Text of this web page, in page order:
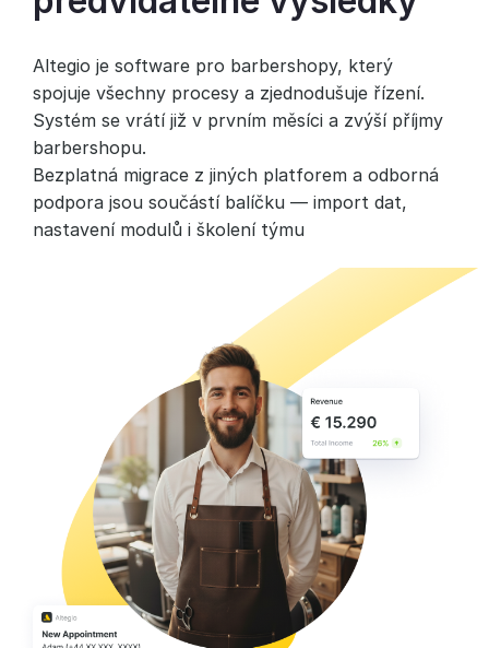
Altegio je software pro barbershopy, který
spojuje všechny procesy a zjednodušuje řízení.
Systém se vrátí již v prvním měsíci a zvýší příjmy
barbershopu.
Bezplatná migrace z jiných platforem a odborná
podpora jsou součástí balíčku — import dat,
nastavení modulů i školení týmu